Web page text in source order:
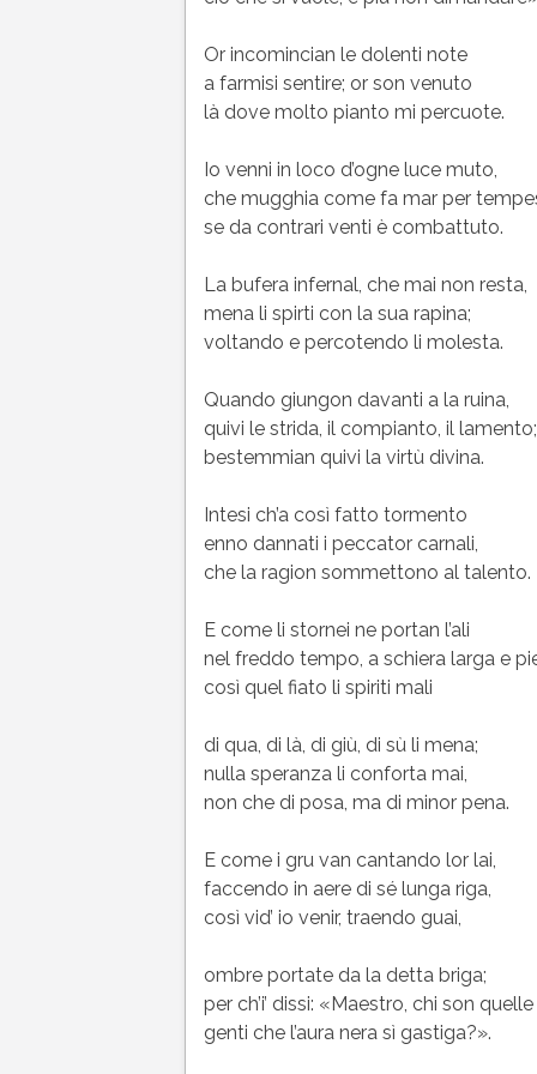
Or incomincian le dolenti note
a farmisi sentire; or son venuto
là dove molto pianto mi percuote.
Io venni in loco d’ogne luce muto,
che mugghia come fa mar per
se da contrari venti è combattuto.
La bufera infernal, che mai non resta,
mena li spirti con la sua rapina;
voltando e percotendo li molesta.
Quando giungon davanti a la ruina,
quivi le strida, il compianto, il lamento;
bestemmian quivi la virtù divina.
Intesi ch’a così fatto tormento
enno dannati i peccator carnali,
che la ragion sommettono al talento.
E come li stornei ne portan l’ali
nel freddo tempo, a schiera larga e
così quel fiato li spiriti mali
di qua, di là, di giù, di sù li mena;
nulla speranza li conforta mai,
non che di posa, ma di minor pena.
E come i gru van cantando lor lai,
faccendo in aere di sé lunga riga,
così vid’ io venir, traendo guai,
ombre portate da la detta briga;
per ch’i’ dissi: «Maestro, chi son quelle
genti che l’aura nera sì gastiga?».